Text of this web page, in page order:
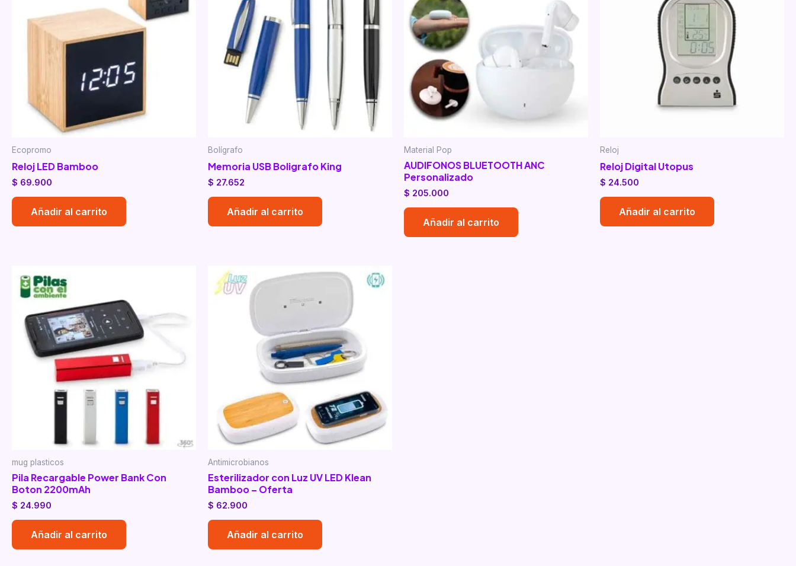
Ecopromo
Reloj LED Bamboo
$ 69.900
Añadir al carrito
Bolígrafo
Memoria USB Boligrafo King
$ 27.652
Añadir al carrito
Material Pop
AUDIFONOS BLUETOOTH ANC
Personalizado
$ 205.000
Añadir al carrito
Reloj
Reloj Digital Utopus
$ 24.500
Añadir al carrito
mug plasticos
Pila Recargable Power Bank Con
Boton 2200mAh
$ 24.990
Añadir al carrito
Antimicrobianos
Esterilizador con Luz UV LED Klean
Bamboo – Oferta
$ 62.900
Añadir al carrito